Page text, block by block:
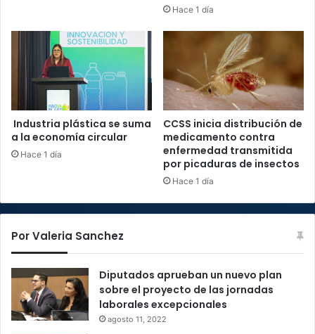
Hace 1 día
Industria plástica se suma
a la economía circular
Hace 1 día
CCSS inicia distribución de
medicamento contra
enfermedad transmitida
por picaduras de insectos
Hace 1 día
Por Valeria Sanchez
Diputados aprueban un nuevo plan
sobre el proyecto de las jornadas
laborales excepcionales
agosto 11, 2022